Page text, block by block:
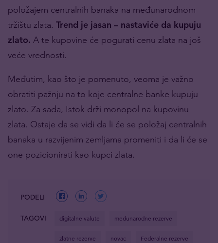
položajem centralnih banaka na međunarodnom
tržištu zlata. Trend je jasan – nastaviće da kupuju
zlato. A te kupovine će pogurati cenu zlata na još
veće vrednosti.
Međutim, kao što je pomenuto, veoma je važno
obratiti pažnju na to koje centralne banke kupuju
zlato. Za sada, Istok drži monopol na kupovinu
zlata. Ostaje da se vidi da li će se položaj centralnih
banaka u razvijenim zemljama promeniti i da li će se
one pozicionirati kao kupci zlata.
PODELI
TAGOVI digitalne valute međunarodne rezerve
zlatne rezerve novac Federalne rezerve